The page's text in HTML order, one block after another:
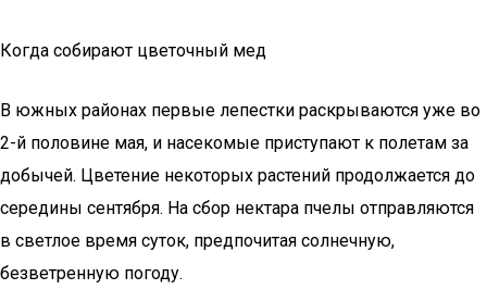
Когда собирают цветочный мед
В южных районах первые лепестки раскрываются уже во
2-й половине мая, и насекомые приступают к полетам за
добычей. Цветение некоторых растений продолжается до
середины сентября. На сбор нектара пчелы отправляются
в светлое время суток, предпочитая солнечную,
безветренную погоду.